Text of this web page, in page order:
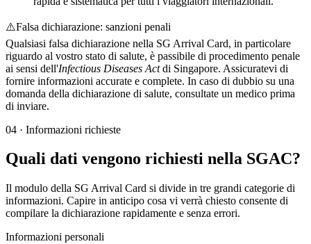
⚠️Falsa dichiarazione: sanzioni penali
Qualsiasi falsa dichiarazione nella SG Arrival Card, in particolare
riguardo al vostro stato di salute, è passibile di procedimento penale
ai sensi dell'Infectious Diseases Actdi Singapore. Assicuratevi di
fornire informazioni accurate e complete. In caso di dubbio su una
domanda della dichiarazione di salute, consultate un medico prima
di inviare.
04 · Informazioni richieste
Quali dati vengono richiesti nella SGAC?
Il modulo della SG Arrival Card si divide in tre grandi categorie di
informazioni. Capire in anticipo cosa vi verrà chiesto consente di
compilare la dichiarazione rapidamente e senza errori.
Informazioni personali